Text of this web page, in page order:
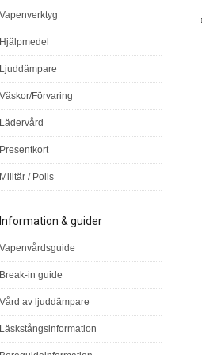
Vapenverktyg
Hjälpmedel
Ljuddämpare
Väskor/Förvaring
Lädervård
Presentkort
Militär / Polis
Information & guider
Vapenvårdsguide
Break-in guide
Vård av ljuddämpare
Läskstångsinformation